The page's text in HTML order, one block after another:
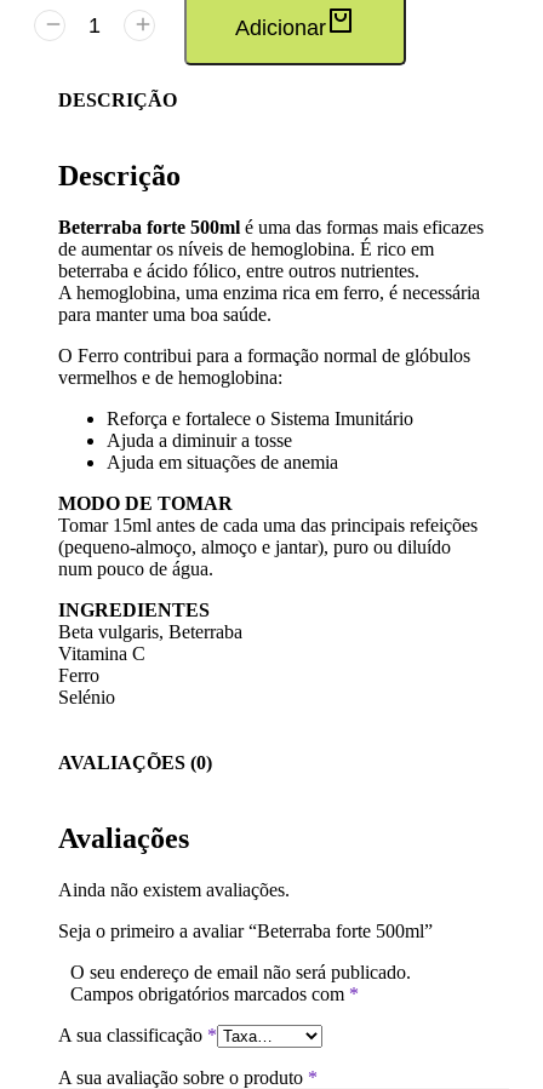
Adicionar
DESCRIÇÃO
Descrição
Beterraba forte 500ml é uma das formas mais eficazes
de aumentar os níveis de hemoglobina. É rico em
beterraba e ácido fólico, entre outros nutrientes.
A hemoglobina, uma enzima rica em ferro, é necessária
para manter uma boa saúde.
O Ferro contribui para a formação normal de glóbulos
vermelhos e de hemoglobina:
Reforça e fortalece o Sistema Imunitário
Ajuda a diminuir a tosse
Ajuda em situações de anemia
MODO DE TOMAR
Tomar 15ml antes de cada uma das principais refeições
(pequeno-almoço, almoço e jantar), puro ou diluído
num pouco de água.
INGREDIENTES
Beta vulgaris, Beterraba
Vitamina C
Ferro
Selénio
AVALIAÇÕES (0)
Avaliações
Ainda não existem avaliações.
Seja o primeiro a avaliar “Beterraba forte 500ml”
O seu endereço de email não será publicado.
Campos obrigatórios marcados com *
A sua classificação *
A sua avaliação sobre o produto *